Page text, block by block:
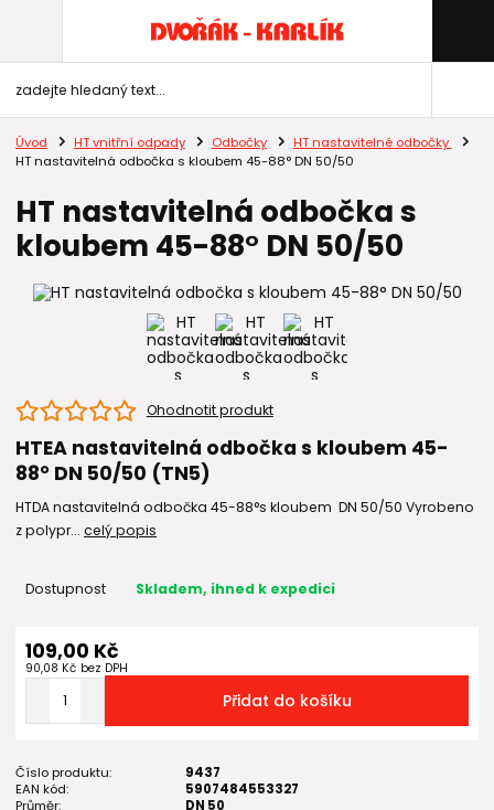
Úvod HT vnitřní odpady Odbočky
HT nastavitelné odbočky
HT nastavitelná odbočka s kloubem 45-88° DN 50/50
HT nastavitelná odbočka s
kloubem 45-88° DN 50/50
Ohodnotit produkt
HTEA nastavitelná odbočka s kloubem 45-
88° DN 50/50 (TN5)
HTDA nastavitelná odbočka 45-88°s kloubem DN 50/50 Vyrobeno
z polypr... celý popis
Dostupnost Skladem, ihned k expedici
109,00 Kč
90,08 Kč bez DPH
Přidat do košíku
Číslo produktu:
9437
EAN kód:
5907484553327
Průměr:
DN 50